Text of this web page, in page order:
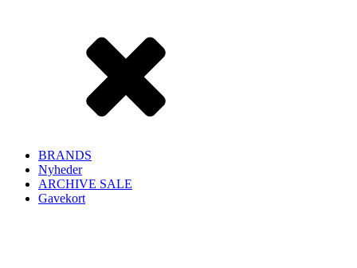
BRANDS
Nyheder
ARCHIVE SALE
Gavekort